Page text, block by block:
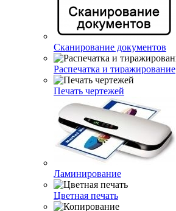
Сканирование документов
Распечатка и тиражирование
Печать чертежей
Ламинирование
Цветная печать